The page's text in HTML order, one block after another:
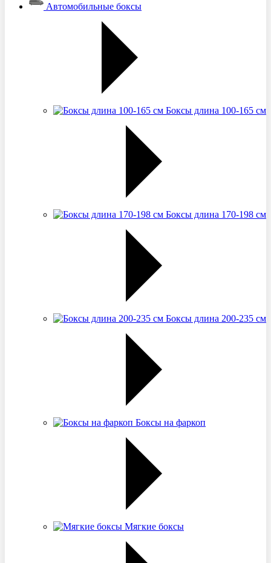
Автомобильные боксы
Боксы длина 100-165 см
Боксы длина 170-198 см
Боксы длина 200-235 см
Боксы на фаркоп
Мягкие боксы